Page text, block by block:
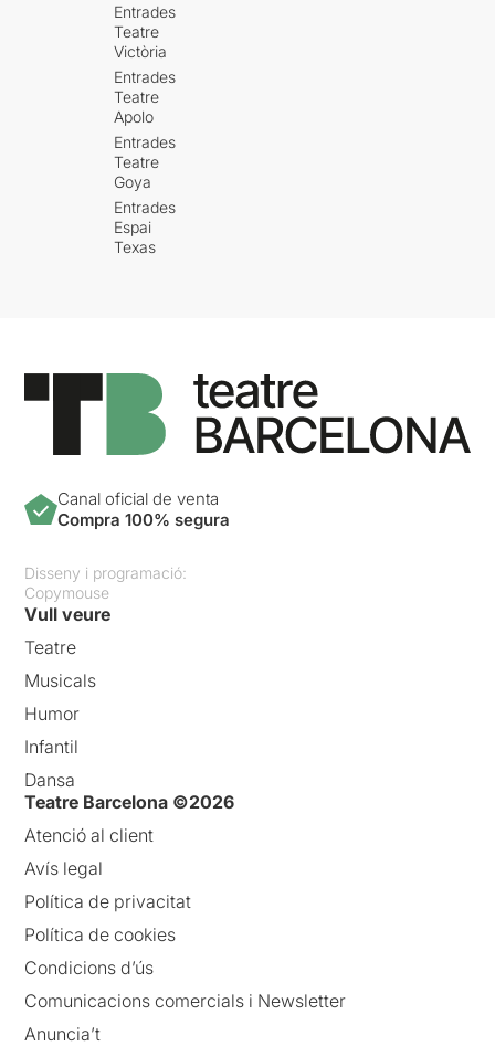
Entrades
Teatre
Victòria
Entrades
Teatre
Apolo
Entrades
Teatre
Goya
Entrades
Espai
Texas
Canal oficial de venta
Compra 100% segura
Disseny i programació:
Copymouse
Vull veure
Teatre
Musicals
Humor
Infantil
Dansa
Teatre Barcelona ©2026
Atenció al client
Avís legal
Política de privacitat
Política de cookies
Condicions d’ús
Comunicacions comercials i Newsletter
Anuncia’t